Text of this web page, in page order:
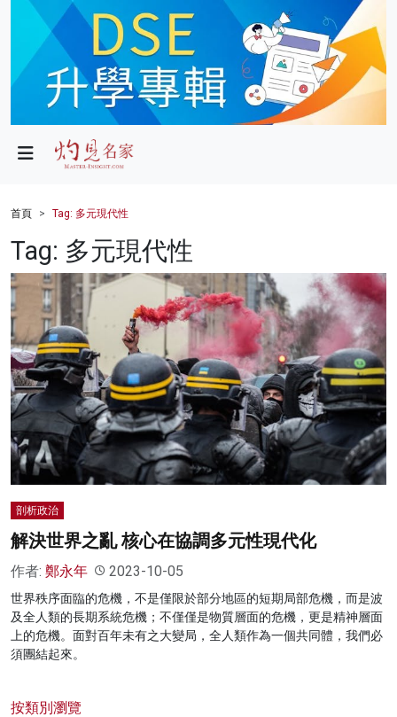
政局
財經
健康
商業
科技
影片
名家榜
灼見活動
首頁 Tag: 多元現代性
Tag: 多元現代性
剖析政治
解決世界之亂 核心在協調多元性現代化
作者: 鄭永年 2023-10-05
世界秩序面臨的危機，不是僅限於部分地區的短期局部危機，而是波
及全人類的長期系統危機；不僅僅是物質層面的危機，更是精神層面
上的危機。面對百年未有之大變局，全人類作為一個共同體，我們必
須團結起來。
按類別瀏覽